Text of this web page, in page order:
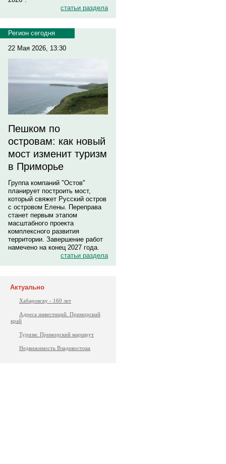
статьи раздела
Регион сегодня
22 Мая 2026, 13:30
Пешком по
островам: как новый
мост изменит туризм
в Приморье
Группа компаний "Остов"
планирует построить мост,
который свяжет Русский остров
с островом Елены. Переправа
станет первым этапом
масштабного проекта
комплексного развития
территории. Завершение работ
намечено на конец 2027 года.
статьи раздела
Актуально
Хабаровску - 160 лет
Адреса инвестиций. Приморский
край
Туризм: Приморский маршрут
Недвижимость Владивостока